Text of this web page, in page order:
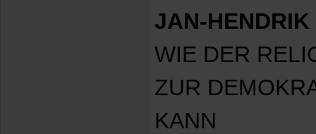
JAN-HENDRIK
WIE DER
ZUR
KANN